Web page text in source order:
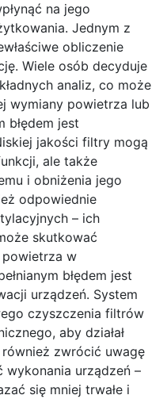
na jego
Jednym z
obliczenie
Wiele osób decyduje
analiz, co może
wymiany powietrza lub
błędem jest
jakości filtry mogą
ale także
i obniżenia jego
odpowiednie
– ich
skutkować
powietrza w
błędem jest
urządzeń. System
czyszczenia filtrów
aby działał
zwrócić uwagę
urządzeń –
się mniej trwałe i